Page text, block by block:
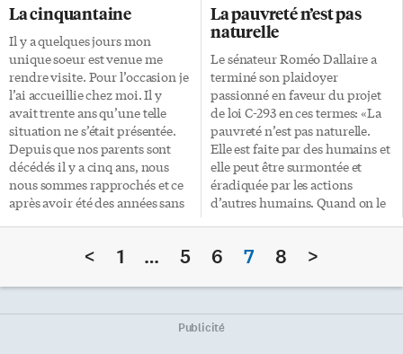
plus ou moins long, et puis dire
«je la connais bien». En réalité
c’est le meilleur moyen
d’aboutir à des jugements
erronés. Pour […]
européen ce que la moutarde
est au hot-dog: un condiment
incontournable, qui exacerbe la
saveur naturelle de tout ce qui
l’entoure. Jusqu’ici la
découverte du Nouveau-
Monde pour tout immigrant
s’accompagnait de […]
La cinquantaine
Il y a quelques jours mon
unique soeur est venue me
rendre visite. Pour l’occasion je
l’ai accueillie chez moi. Il y
avait trente ans qu’une telle
situation ne s’était présentée.
Depuis que nos parents sont
décédés il y a cinq ans, nous
nous sommes rapprochés et ce
après avoir été des années sans
nous comprendre. Nous avons
visite. Nous étions confortable
l’un avec l’autre. Je crois que le
La pauvreté n’est pas
naturelle
Le sénateur Roméo Dallaire a
terminé son plaidoyer
passionné en faveur du projet
de loi C-293 en ces termes: «La
pauvreté n’est pas naturelle.
Elle est faite par des humains et
elle peut être surmontée et
éradiquée par les actions
d’autres humains. Quand on le
Tous les partis fédéraux, tour à
et de nombreux rapports,
réclament une aide au
développement qui soit ciblée
< 1 … 5 6 7 8 >
Publicité